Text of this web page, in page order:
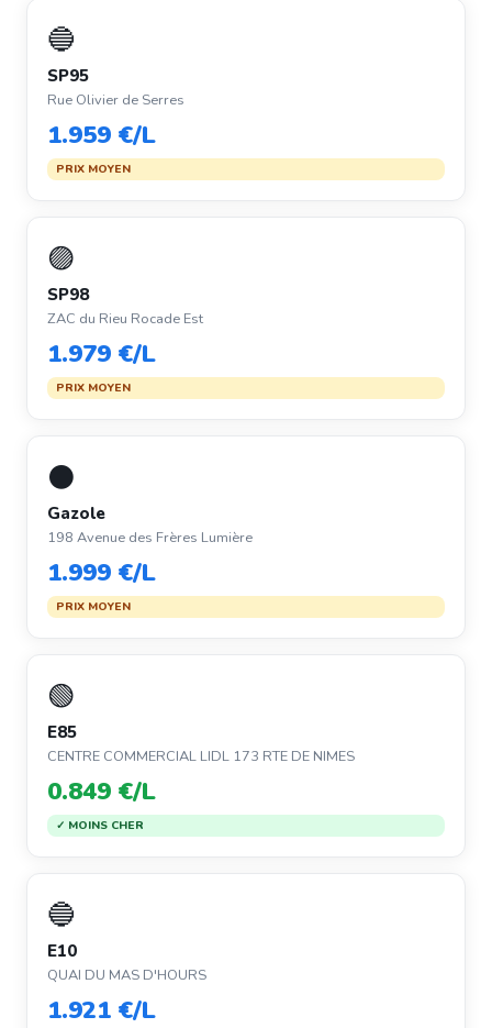
🔵
SP95
Rue Olivier de Serres
1.959 €/L
PRIX MOYEN
🟣
SP98
ZAC du Rieu Rocade Est
1.979 €/L
PRIX MOYEN
⚫
Gazole
198 Avenue des Frères Lumière
1.999 €/L
PRIX MOYEN
🟢
E85
CENTRE COMMERCIAL LIDL 173 RTE DE NIMES
0.849 €/L
✓ MOINS CHER
🔵
E10
QUAI DU MAS D'HOURS
1.921 €/L